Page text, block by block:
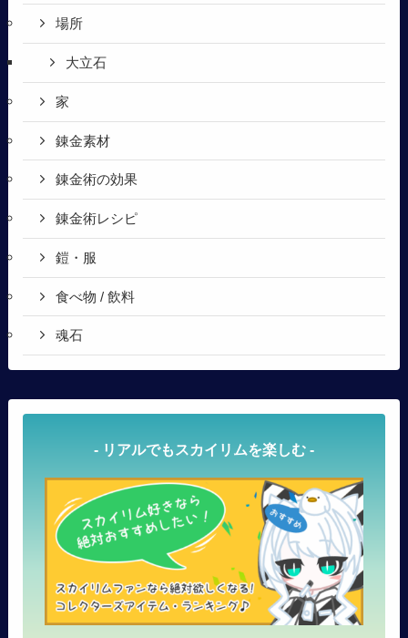
場所
大立石
家
錬金素材
錬金術の効果
錬金術レシピ
鎧・服
食べ物 / 飲料
魂石
- リアルでもスカイリムを楽しむ -